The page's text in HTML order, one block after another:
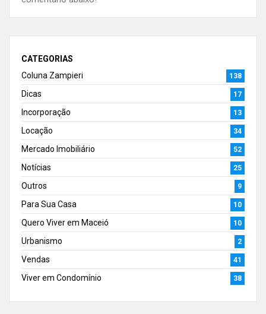
CATEGORIAS
Coluna Zampieri
138
Dicas 17
Incorporação 13
Locação 34
Mercado Imobiliário 52
Notícias 25
Outros 9
Para Sua Casa 10
Quero Viver em Maceió 10
Urbanismo 2
Vendas 41
Viver em Condomínio 38